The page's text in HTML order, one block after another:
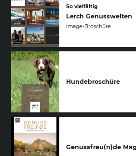
Restaurants & Bar
Erlebnisse
Karriere
Lerch Genussclub
So vielfältig
Lerch Genusswelten
Image-Broschüre
Hundebroschüre
Genussfreu(n)de